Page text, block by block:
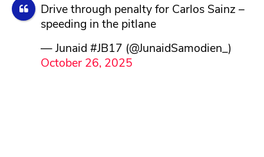
Drive through penalty for Carlos Sainz –
speeding in the pitlane
— Junaid #JB17 (@JunaidSamodien_)
October 26, 2025